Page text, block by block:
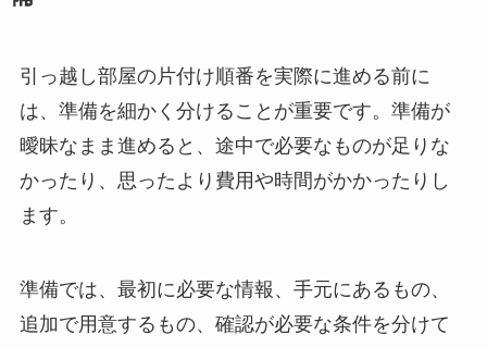
引っ越し部屋の片付け順番を実際に進める前に
は、準備を細かく分けることが重要です。準備が
曖昧なまま進めると、途中で必要なものが足りな
かったり、思ったより費用や時間がかかったりし
ます。
準備では、最初に必要な情報、手元にあるもの、
追加で用意するもの、確認が必要な条件を分けて